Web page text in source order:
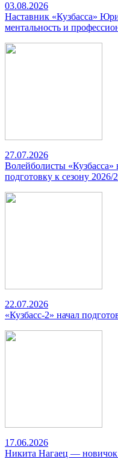
03.08.2026
Наставник «Кузбасса»
ментальность и
27.07.2026
Волейболисты
подготовку к сезону 2026/
22.07.2026
«Кузбасс-2» начал
17.06.2026
Никита Нагаец — новичок